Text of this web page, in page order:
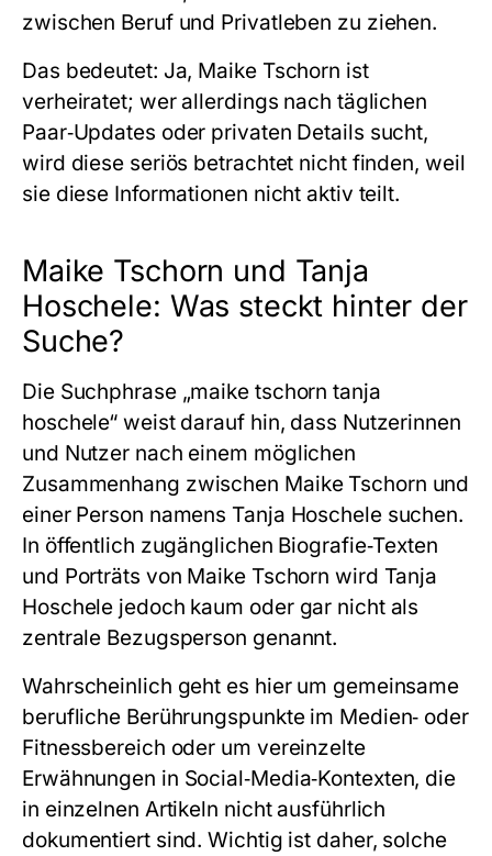
zwischen Beruf und Privatleben zu ziehen.
Das bedeutet: Ja, Maike Tschorn ist
verheiratet; wer allerdings nach täglichen
Paar‑Updates oder privaten Details sucht,
wird diese seriös betrachtet nicht finden, weil
sie diese Informationen nicht aktiv teilt.
Maike Tschorn und Tanja
Hoschele: Was steckt hinter der
Suche?
Die Suchphrase „maike tschorn tanja
hoschele“ weist darauf hin, dass Nutzerinnen
und Nutzer nach einem möglichen
Zusammenhang zwischen Maike Tschorn und
einer Person namens Tanja Hoschele suchen.
In öffentlich zugänglichen Biografie‑Texten
und Porträts von Maike Tschorn wird Tanja
Hoschele jedoch kaum oder gar nicht als
zentrale Bezugsperson genannt.
Wahrscheinlich geht es hier um gemeinsame
berufliche Berührungspunkte im Medien‑ oder
Fitnessbereich oder um vereinzelte
Erwähnungen in Social‑Media‑Kontexten, die
in einzelnen Artikeln nicht ausführlich
dokumentiert sind. Wichtig ist daher, solche